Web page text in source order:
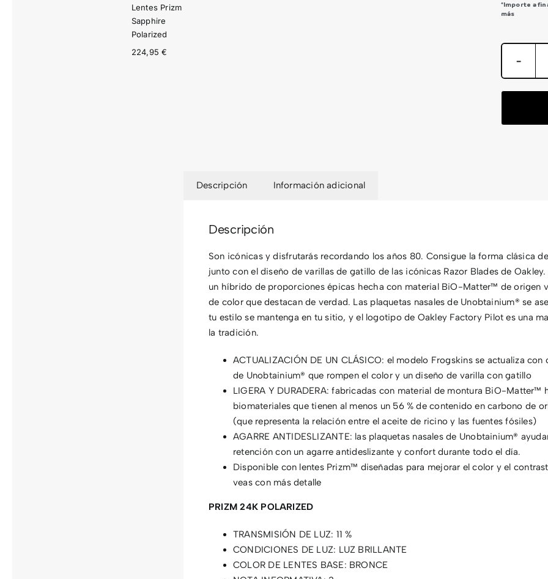
Lentes Prizm
Sapphire
Polarized
224,95€
*Importe a
más
Descripción Información adicional
Descripción
Son icónicas y disfrutarás recordando los años 80. Consigue la forma clásica
junto con el diseño de varillas de gatillo de las icónicas Razor Blades de
un híbrido de proporciones épicas hecha con material BiO-Matter™ de origen
de color que destacan de verdad. Las plaquetas nasales de Unobtainium® se
tu estilo se mantenga en tu sitio, y el logotipo de Oakley Factory Pilot es una
la tradición.
ACTUALIZACIÓN DE UN CLÁSICO: el modelo Frogskins se actualiza con
de Unobtainium® que rompen el color y un diseño de varilla con gatillo
LIGERA Y DURADERA: fabricadas con material de montura BiO-Matter™
biomateriales que tienen al menos un 56 % de contenido en carbono de
(que representa la relación entre el aceite de ricino y las fuentes fósiles)
AGARRE ANTIDESLIZANTE: las plaquetas nasales de Unobtainium®
retención con un agarre antideslizante y confort durante todo el día.
Disponible con lentes Prizm™ diseñadas para mejorar el color y el
veas con más detalle
PRIZM 24K POLARIZED
TRANSMISIÓN DE LUZ: 11 %
CONDICIONES DE LUZ: LUZ BRILLANTE
COLOR DE LENTES BASE: BRONCE